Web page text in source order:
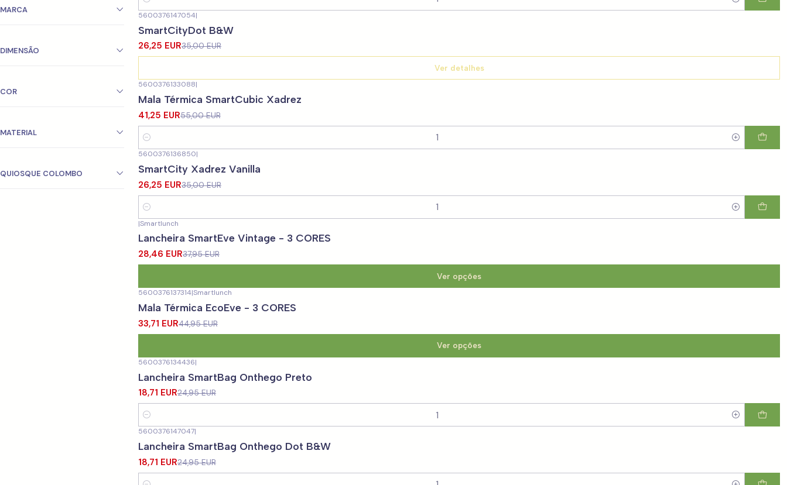
MARCA
DIMENSÃO
COR
MATERIAL
QUIOSQUE COLOMBO
Quantidade
-25%DESCONTO
Não Disponível
5600376147054|
SmartCityDot B&W
26,25 EUR35,00 EUR
Ver detalhes
DESCONTO
5600376133088|
Mala Térmica SmartCubic Xadrez
41,25 EUR55,00 EUR
Quantidade
DESCONTO
5600376136850|
SmartCity Xadrez Vanilla
26,25 EUR35,00 EUR
Quantidade
-25%DESCONTO
|Smartlunch
Lancheira SmartEve Vintage - 3 CORES
28,46 EUR37,95 EUR
Ver opções
DESCONTO
5600376137314|Smartlunch
Mala Térmica EcoEve - 3 CORES
33,71 EUR44,95 EUR
Ver opções
-25%DESCONTO
5600376134436|
Lancheira SmartBag Onthego Preto
18,71 EUR24,95 EUR
Quantidade
DESCONTO
5600376147047|
Lancheira SmartBag Onthego Dot B&W
18,71 EUR24,95 EUR